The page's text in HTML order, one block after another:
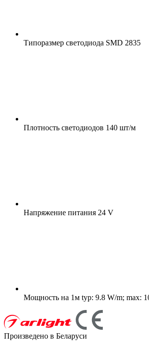
Типоразмер светодиода SMD 2835
Плотность светодиодов 140 шт/м
Напряжение питания 24 V
Мощность на 1м typ: 9.8 W/m; max:
Произведено в Беларуси